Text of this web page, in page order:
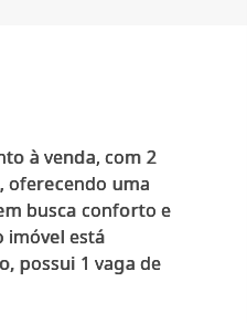
à venda, com 2
oferecendo uma
busca conforto e
imóvel está
possui 1 vaga de